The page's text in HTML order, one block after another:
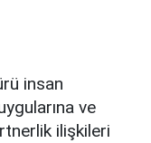
insan
ve
ilişkileri